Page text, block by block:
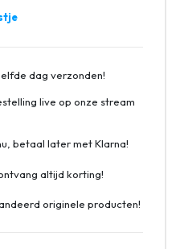
dag verzonden!
live op onze stream
betaal later met Klarna!
altijd korting!
originele producten!